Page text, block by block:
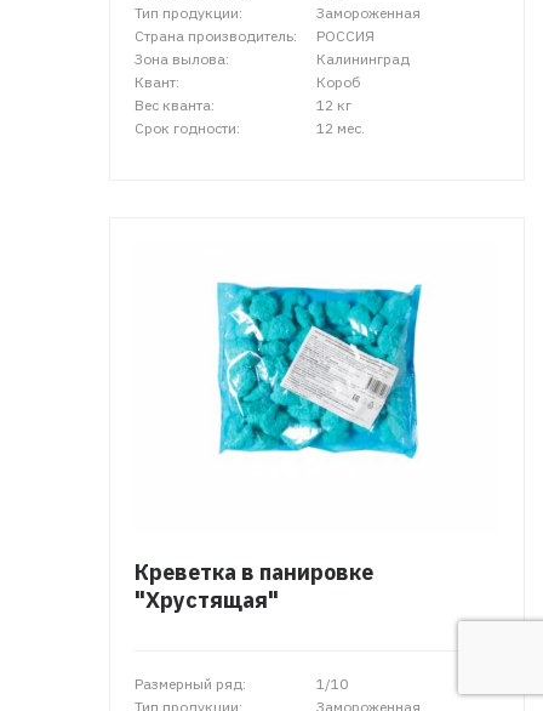
Тип продукции:
Замороженная
Страна производитель:
РОССИЯ
Зона вылова:
Калининград
Квант:
Короб
Вес кванта:
12 кг
Срок годности:
12 мес.
Креветка в панировке
"Хрустящая"
Размерный ряд:
1/10
Тип продукции:
Замороженная